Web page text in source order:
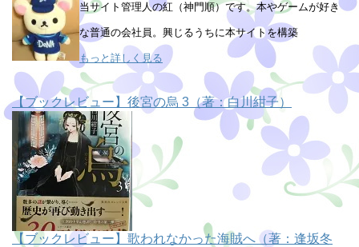
当サイト管理人の紅（神門順）です。本やゲームが好き
な普通の会社員。興じるうちに本サイトを構築
もっと詳しく見る
【ブックレビュー】後宮の烏 3（著：白川紺子）
【ブックレビュー】歌われなかった海賊へ（著：逢坂冬